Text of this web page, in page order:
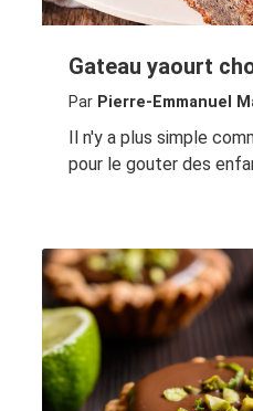
Gateau yaourt
Par Pierre-Emmanuel
Il n'y a plus simple
pour le gouter des